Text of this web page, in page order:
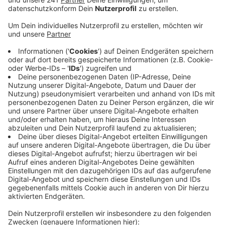
Anzeige
Das Team von Trainer Steffen Baumgart feierte am
Samstag mit dem 7:1 (5:1) den höchsten Sieg in der
Fußball-Bundesliga seit fast 40 Jahren und weist als
Tabellenzehnter nur einen Punkt weniger als die
Bremer auf. Torschütze Linton Maina sprach
anschließend von einem nahezu perfekten
Spiel.Tigges und Skhiri trafen sogar zweimal.
Huseinbasic und Friedl per Eigentor sorgten für die
weiteren Kölner Tore. In der Tabelle ist der Effzeh auf
Platz 10 hochgesprungen. Am kommenden Dienstag-
Abend folgt das Auswärtsspiel beim FC Bayern
München.
GH/dpa